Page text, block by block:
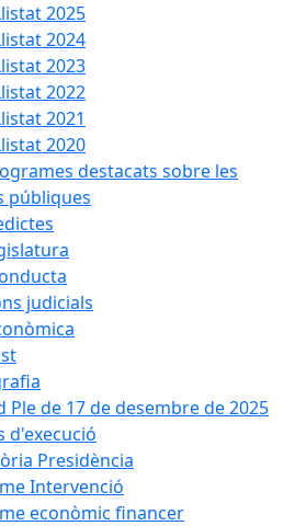
2025
2024
2023
2022
2021
2020
destacats sobre les
públiques
judicials
Ple de 17 de desembre de 2025
d'execució
Presidència
Intervenció
econòmic financer